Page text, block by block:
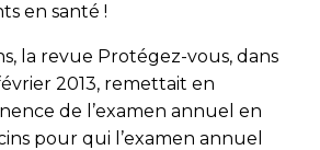
en santé !
la revue Protégez-vous, dans
2013, remettait en
de l’examen annuel en
pour qui l’examen annuel